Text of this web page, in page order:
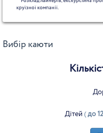
круїзної компанії.
Вибір каюти
Дітей (до